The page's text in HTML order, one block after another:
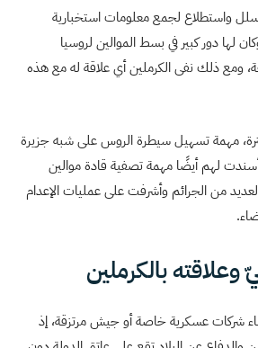
واستطلاع لجمع معلومات استخبارية
لها دور كبير في بسط الموالين لروسيا
ومع ذلك نفى الكرملين أي علاقة له مع هذه
مهمة تسهيل سيطرة الروس على شبه جزيرة
لهم أيضًا مهمة تصفية قادة موالين
من الجرائم وأشرفت على عمليات الإعدام
وعلاقته بالكرملين
شركات عسكرية خاصة أو جيش مرتزقة، إذ